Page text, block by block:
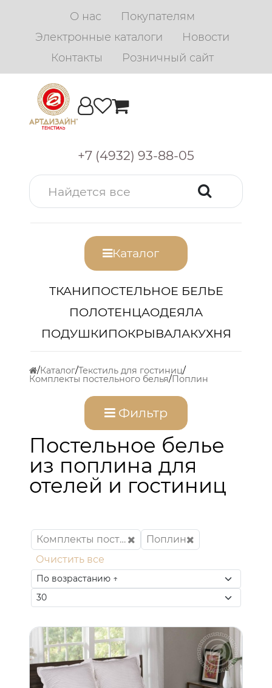
О нас
Покупателям
Электронные каталоги
Новости
Контакты
Розничный сайт
+7 (4932) 93-88-05
Каталог
ТКАНИПОСТЕЛЬНОЕ БЕЛЬЕ
ПОЛОТЕНЦАОДЕЯЛА
ПОДУШКИПОКРЫВАЛАКУХНЯ
Каталог Текстиль для гостиниц
Комплекты постельного белья Поплин
Фильтр
Постельное белье
из поплина для
отелей и гостиниц
Комплекты постельного белья
Поплин
Очистить все